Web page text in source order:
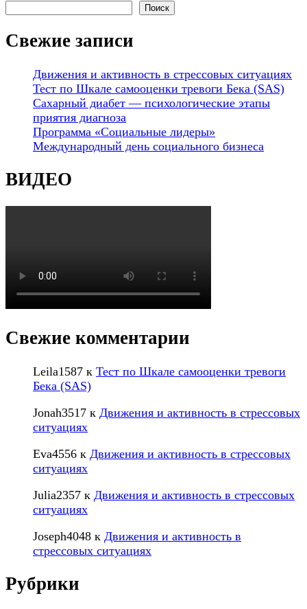
Поиск
Свежие записи
Движения и активность в стрессовых ситуациях
Тест по Шкале самооценки тревоги Бека (SAS)
Сахарный диабет — психологические этапы
приятия диагноза
Программа «Социальные лидеры»
Международный день социального бизнеса
ВИДЕО
Свежие комментарии
Leila1587 к Тест по Шкале самооценки тревоги
Бека (SAS)
Jonah3517 к Движения и активность в стрессовых
ситуациях
Eva4556 к Движения и активность в стрессовых
ситуациях
Julia2357 к Движения и активность в стрессовых
ситуациях
Joseph4048 к Движения и активность в
стрессовых ситуациях
Рубрики